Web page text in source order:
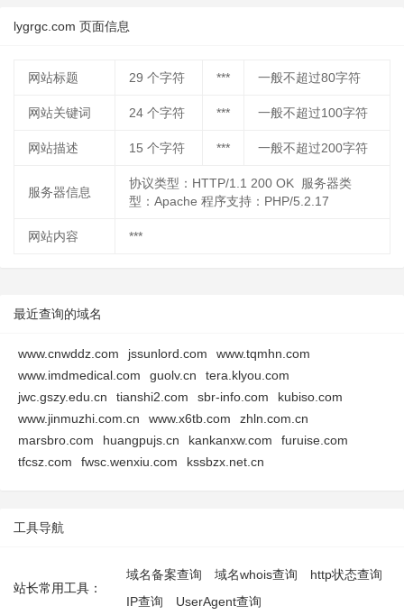
lygrgc.com 页面信息
网站标题 29 个字符 *** 一般不超过80字符
网站关键词 24 个字符 *** 一般不超过100字符
网站描述 15 个字符 *** 一般不超过200字符
服务器信息
协议类型：HTTP/1.1 200 OK 服务器类
型：Apache 程序支持：PHP/5.2.17
网站内容 ***
最近查询的域名
www.cnwddz.com jssunlord.com
www.tqmhn.com
www.imdmedical.com
guolv.cn
tera.klyou.com
jwc.gszy.edu.cn
tianshi2.com sbr-info.com
kubiso.com
www.jinmuzhi.com.cn
www.x6tb.com
zhln.com.cn
marsbro.com
huangpujs.cn kankanxw.com
furuise.com
tfcsz.com
fwsc.wenxiu.com kssbzx.net.cn
工具导航
站长常用工具：
域名备案查询 域名whois查询
http状态查询
IP查询
UserAgent查询